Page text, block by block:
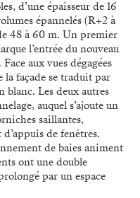
d’une épaisseur de 16
épannelés (R+2 à
48 à 60 m. Un premier
l’entrée du nouveau
aux vues dégagées
façade se traduit par
blanc. Les deux autres
auquel s’ajoute un
saillantes,
de fenêtres.
de baies animent
ont une double
par un espace